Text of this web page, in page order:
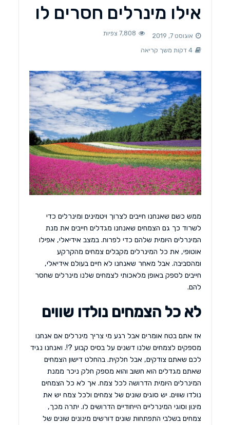
אילו מינרלים חסרים לו
אוגוסט 7, 2019 7,808 צפיות
4 דקות משך קריאה
ממש כשם שאנחנו חייבים לצרוך ויטמינים ומינרלים כדי
לשרוד כך גם הצמחים שאנחנו מגדלים חייבים את מנת
המינרלים היומית שלהם כדי לפרוח. במצב אידיאלי, אפילו
אוטופי, את כל המינרלים מקבלים צמחים מהקרקע
ומהסביבה. אבל מאחר שאנחנו לא חיים בעולם אידיאלי,
חייבים לספק באופן מלאכותי לצמחים שלנו מינרלים שחסר
להם.
לא כל הצמחים נולדו שווים
אז אתם בטח אומרים אבל רגע מי צריך מינרלים אם אנחנו
מספקים לצמחים שלנו דשנים על בסיס קבוע ?!. ואנחנו נגיד
לכם שאתם צודקים, אבל חלקית. בהחלט דישון הצמחים
שאתם מגדלים הוא חשוב והוא מספק חלק ניכר ממנת
המינרלים היומית הדרושה לכל צמח. אך לא כל הצמחים
נולדו שווים. יש סוגים שונים של צמחים ולכל צמח יש את
מינון וסוגי המינרליים הייחודיים הדרושים לו. יתרה מכך,
צמחים בשלבי התפתחות שונים דורשים מינונים שונים של